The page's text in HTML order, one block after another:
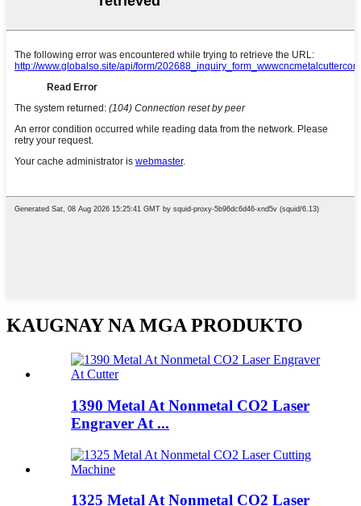
KAUGNAY NA MGA PRODUKTO
1390 Metal At Nonmetal CO2 Laser
Engraver At ...
1325 Metal At Nonmetal CO2 Laser